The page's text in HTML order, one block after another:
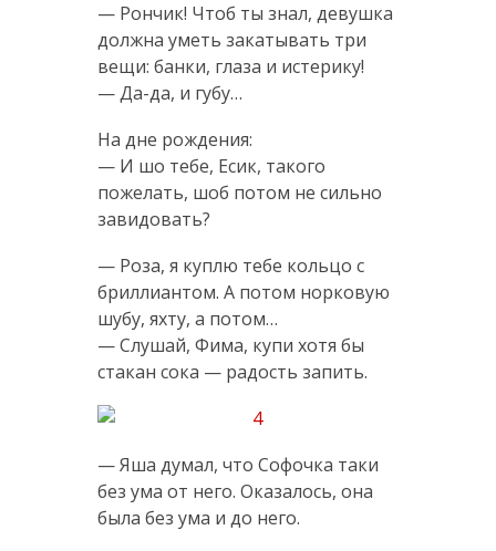
— Рончик! Чтоб ты знал, девушка
должна уметь закатывать три
вещи: банки, глаза и истерику!
— Да-да, и губу…
На дне рождения:
— И шо тебе, Есик, такого
пожелать, шоб потом не сильно
завидовать?
— Роза, я куплю тебе кольцо с
бриллиантом. А потом норковую
шубу, яхту, а потом…
— Слушай, Фима, купи хотя бы
стакан сока — радость запить.
— Яша думал, что Софочка таки
без ума от него. Оказалось, она
была без ума и до него.